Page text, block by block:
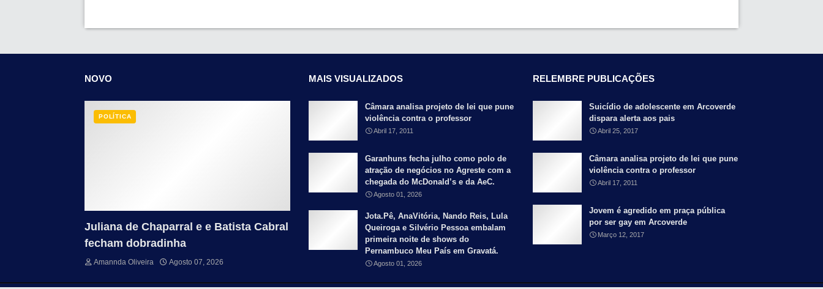
NOVO
POLÍTICA
Juliana de Chaparral e e Batista Cabral
fecham dobradinha
Amannda Oliveira Agosto 07, 2026
MAIS VISUALIZADOS
Câmara analisa projeto de lei que pune
violência contra o professor
Abril 17, 2011
Garanhuns fecha julho como polo de
atração de negócios no Agreste com a
chegada do McDonald’s e da AeC.
Agosto 01, 2026
Jota.Pê, AnaVitória, Nando Reis, Lula
Queiroga e Silvério Pessoa embalam
primeira noite de shows do
Pernambuco Meu País em Gravatá.
Agosto 01, 2026
RELEMBRE PUBLICAÇÕES
Suicídio de adolescente em Arcoverde
dispara alerta aos pais
Abril 25, 2017
Câmara analisa projeto de lei que pune
violência contra o professor
Abril 17, 2011
Jovem é agredido em praça pública
por ser gay em Arcoverde
Março 12, 2017